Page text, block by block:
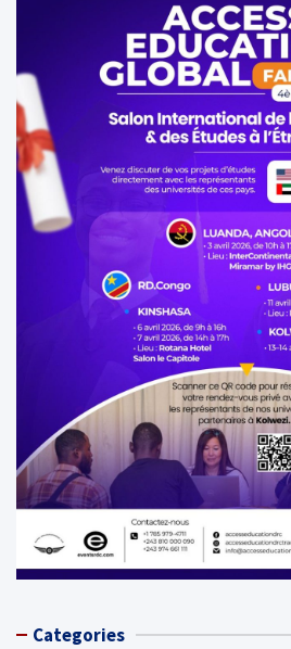
Categories